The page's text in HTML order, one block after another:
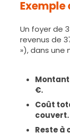
Exemple
Un foyer de
revenus de
»), dans une
Montant
€.
Coût
couvert.
Reste à